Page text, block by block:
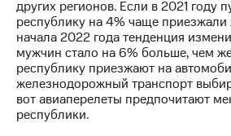
других регионов. Если в 2021 году
республику на 4% чаще
начала 2022 года тенденция
мужчин стало на 6% больше, чем
республику приезжают на
железнодорожный транспорт
вот авиаперелеты предпочитают
республики.